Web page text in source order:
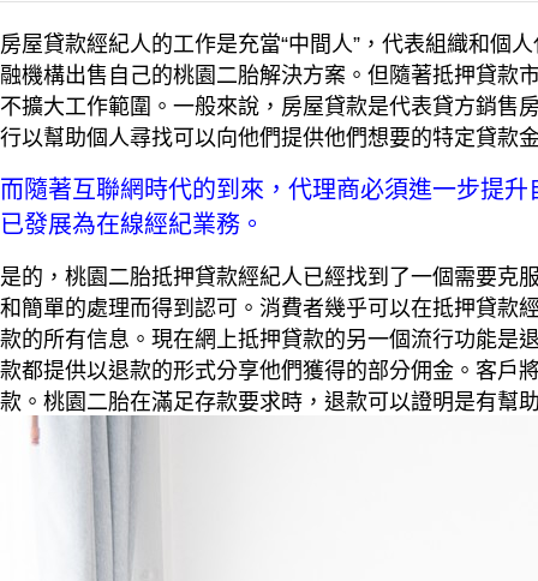
房屋貸款經紀人的工作是充當“中間人”，代表組織和個
融機構出售自己的桃園二胎解決方案。但隨著抵押貸款
不擴大工作範圍。一般來說，房屋貸款是代表貸方銷售
行以幫助個人尋找可以向他們提供他們想要的特定貸款
而隨著互聯網時代的到來，代理商必須進一步提
已發展為在線經紀業務。
是的，桃園二胎抵押貸款經紀人已經找到了一個需要克
和簡單的處理而得到認可。消費者幾乎可以在抵押貸款
款的所有信息。現在網上抵押貸款的另一個流行功能是
款都提供以退款的形式分享他們獲得的部分佣金。客戶
款。桃園二胎在滿足存款要求時，退款可以證明是有幫